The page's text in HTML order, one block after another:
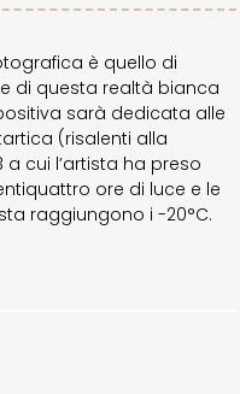
è quello di
di questa realtà bianca
sarà dedicata alle
(risalenti alla
cui l’artista ha preso
ore di luce e le
raggiungono i -20°C.